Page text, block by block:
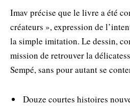
Imav précise que le livre a été
créateurs », expression de
la simple imitation. Le dessin,
mission de retrouver la
Sempé, sans pour autant se
Douze courtes histoires